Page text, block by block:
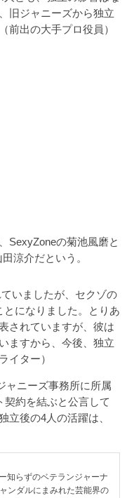
旧ジャニーズから独立
前出の大手プロ役員）
SexyZoneの菊池風磨と
涼介だという。
いましたが、セクゾの
になりました。とりあ
されていますが、彼は
ますから、今後、独立
イター）
ャニーズ事務所に所属
約を結ぶと公言して
立後の4人の活躍は、
知らずのベテランジャーナ
ンダルにまみれた芸能界の